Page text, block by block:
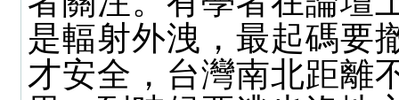
是輻射外洩，最起碼要
才安全，台灣南北距離